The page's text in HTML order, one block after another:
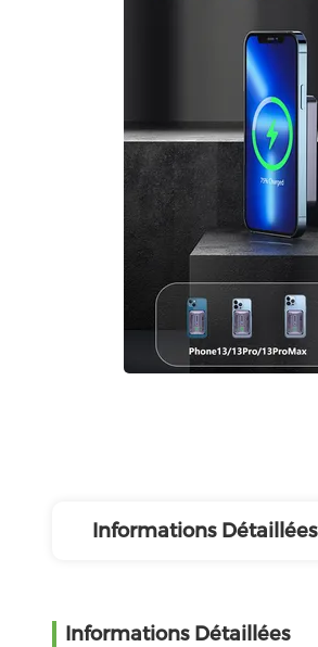
Informations Détaillées
Informations Détaillées